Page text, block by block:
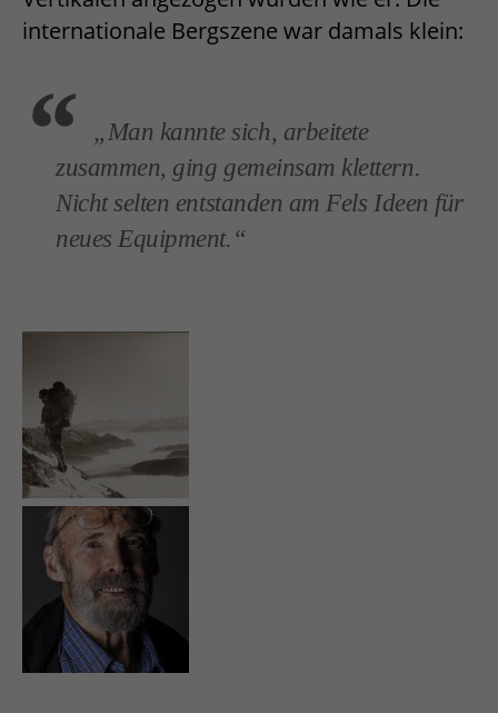
internationale Bergszene war damals klein:
„Man kannte sich, arbeitete
zusammen, ging gemeinsam klettern.
Nicht selten entstanden am Fels Ideen für
neues Equipment.“